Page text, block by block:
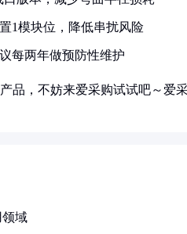
1模块位，降低串扰风险
每两年做预防性维护
品，不妨来爱采购试试吧～爱
域